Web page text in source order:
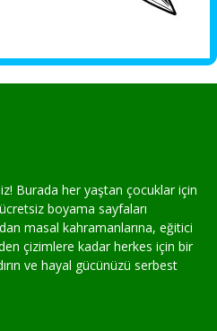
Burada her yaştan çocuklar için
boyama sayfaları
masal kahramanlarına, eğitici
çizimlere kadar herkes için bir
ve hayal gücünüzü serbest